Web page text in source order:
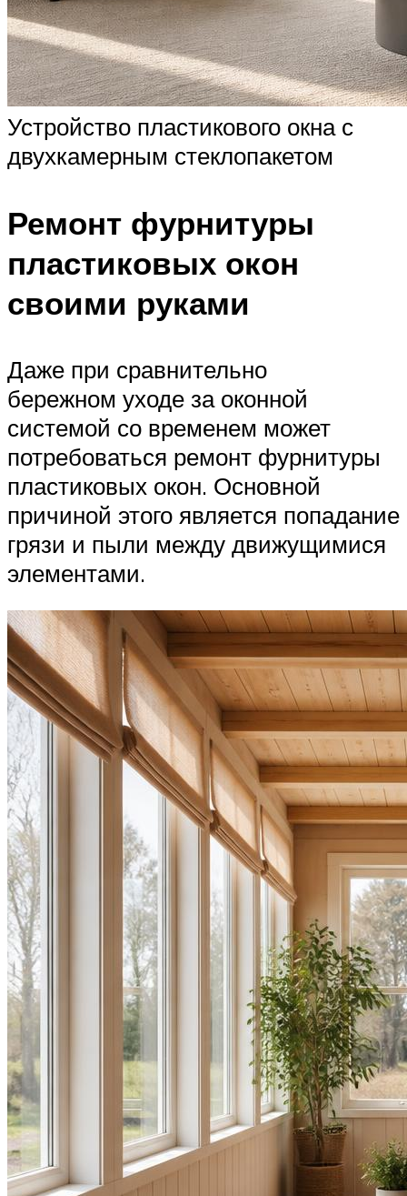
Устройство пластикового окна с
двухкамерным стеклопакетом
Ремонт фурнитуры
пластиковых окон
своими руками
Даже при сравнительно
бережном уходе за оконной
системой со временем может
потребоваться ремонт фурнитуры
пластиковых окон. Основной
причиной этого является попадание
грязи и пыли между движущимися
элементами.